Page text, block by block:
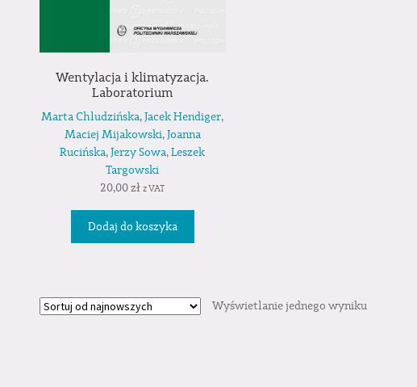
Wentylacja i klimatyzacja.
Laboratorium
Marta Chludzińska,Jacek Hendiger,
Maciej Mijakowski,Joanna
Rucińska,Jerzy Sowa,Leszek
Targowski
20,00zł z VAT
Dodaj do koszyka
Wyświetlanie jednego wyniku